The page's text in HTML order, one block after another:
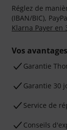
Réglez de
(IBAN/BIC),
Klarna Payer en
Vos avantages
Ga­ran­tie
Garantie 30
Service de
Conseils